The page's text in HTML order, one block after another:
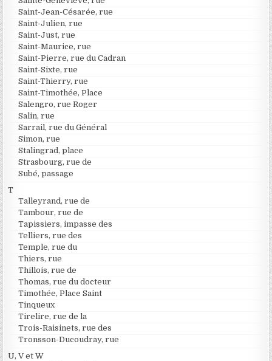
Saint-Jean-Césarée, rue
Saint-Julien, rue
Saint-Just, rue
Saint-Maurice, rue
Saint-Pierre, rue du Cadran
Saint-Sixte, rue
Saint-Thierry, rue
Saint-Timothée, Place
Salengro, rue Roger
Salin, rue
Sarrail, rue du Général
Simon, rue
Stalingrad, place
Strasbourg, rue de
Subé, passage
T
Talleyrand, rue de
Tambour, rue de
Tapissiers, impasse des
Telliers, rue des
Temple, rue du
Thiers, rue
Thillois, rue de
Thomas, rue du docteur
Timothée, Place Saint
Tinqueux
Tirelire, rue de la
Trois-Raisinets, rue des
Tronsson-Ducoudray, rue
U, V et W